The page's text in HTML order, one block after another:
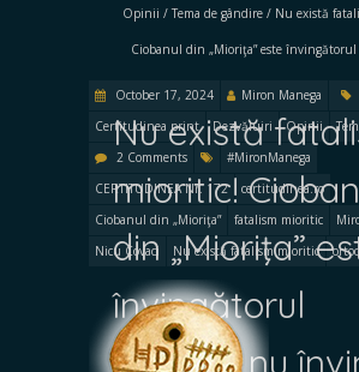
Opinii / Tema de gândire / Nu există
Ciobanul din „Mioriţa” este
Nu există
mioritic!
din „Mioriţa”
învingătorul
absolut, nu
October 17, 2024 Miron Manega
Certitudinea print
Dezvăluiri Opinii
2 Comments
#MironManega
CERTITUDINEA Nr. 172
certitudinea.ro
Ciobanul din „Mioriţa”
fatalism mioritic
Nicu Covaci
Nu există fatalism mioritic